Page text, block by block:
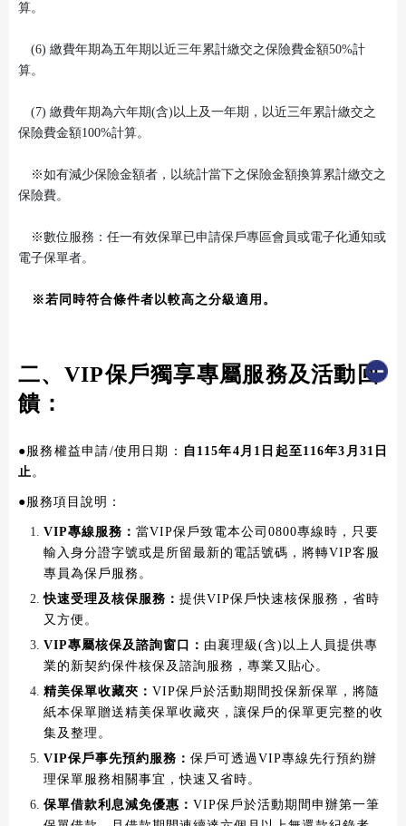
算。
(6) 繳費年期為五年期以近三年累計繳交之保險費金額50%計
算。
(7) 繳費年期為六年期(含)以上及一年期，以近三年累計繳交之
保險費金額100%計算。
※如有減少保險金額者，以統計當下之保險金額換算累計繳交之
保險費。
※數位服務：任一有效保單已申請保戶專區會員或電子化通知或
電子保單者。
※若同時符合條件者以較高之分級適用。
二、VIP保戶獨享專屬服務及活動回
饋：
●服務權益申請/使用日期： 自 115年4月1日起至116年3月31日
止。
●服務項目說明：
VIP專線服務： 當VIP保戶致電本公司0800專線時，只要
輸入身分證字號或是所留最新的電話號碼，將轉VIP客服
專員為保戶服務。
快速受理及核保服務： 提供VIP保戶快速核保服務，省時
又方便。
VIP專屬核保及諮詢窗口： 由襄理級(含)以上人員提供專
業的新契約保件核保及諮詢服務，專業又貼心。
精美保單收藏夾： VIP保戶於活動期間投保新保單，將隨
紙本保單贈送精美保單收藏夾，讓保戶的保單更完整的收
集及整理。
VIP保戶事先預約服務： 保戶可透過VIP專線先行預約辦
理保單服務相關事宜，快速又省時。
保單借款利息減免優惠： VIP保戶於活動期間申辦第一筆